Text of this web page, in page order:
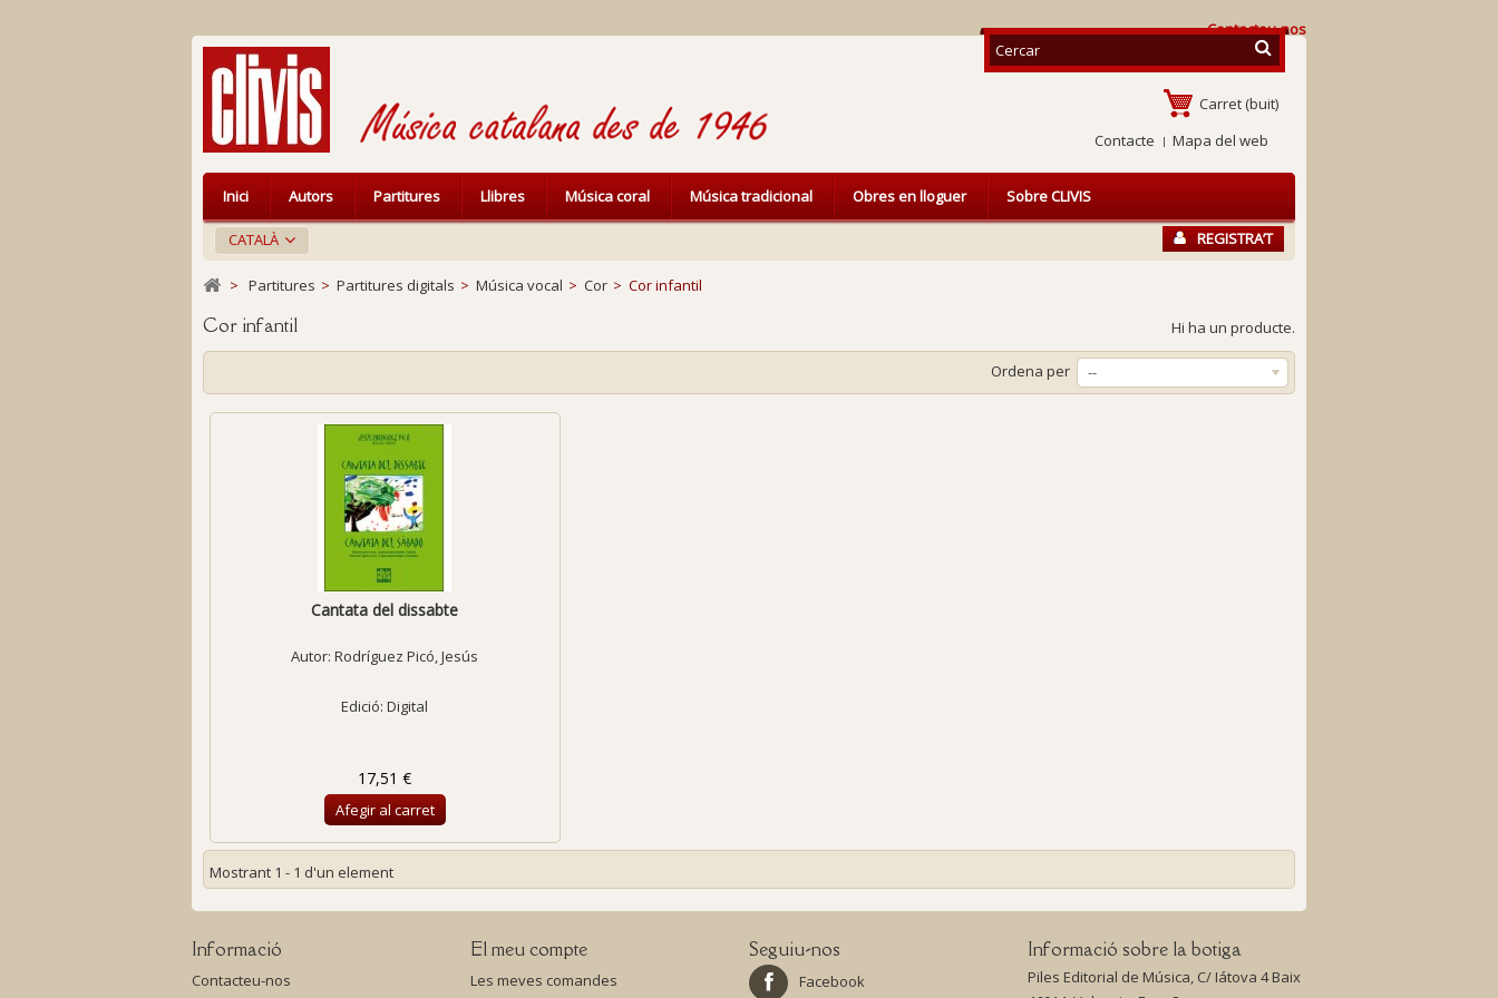
Contacteu-nos
Carret (buit)
Contacte
Mapa del web
CATALÀ REGISTRA’T
Inici Autors Partitures Llibres Música coral Música tradicional Obres en lloguer Sobre CLIVIS
> Partitures > Partitures digitals > Música vocal > Cor > Cor infantil
Cor infantil Hi ha un producte.
Ordena per --
Cantata del dissabte
Autor:Rodríguez Picó, Jesús
Edició: Digital
17,51 €
Afegir al carret
Mostrant 1 - 1 d'un element
Informació
Contacteu-nos
El meu compte
Les meves comandes
Seguiu-nos
Facebook
Informació sobre la botiga
Piles Editorial de Música, C/ Iátova 4 Baix